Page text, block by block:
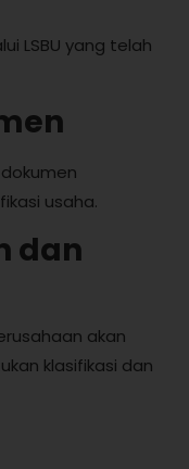
LSBU yang telah
usaha.
dan
akan
klasifikasi dan